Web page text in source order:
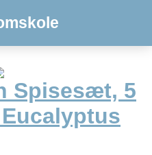
Spisesæt, 5